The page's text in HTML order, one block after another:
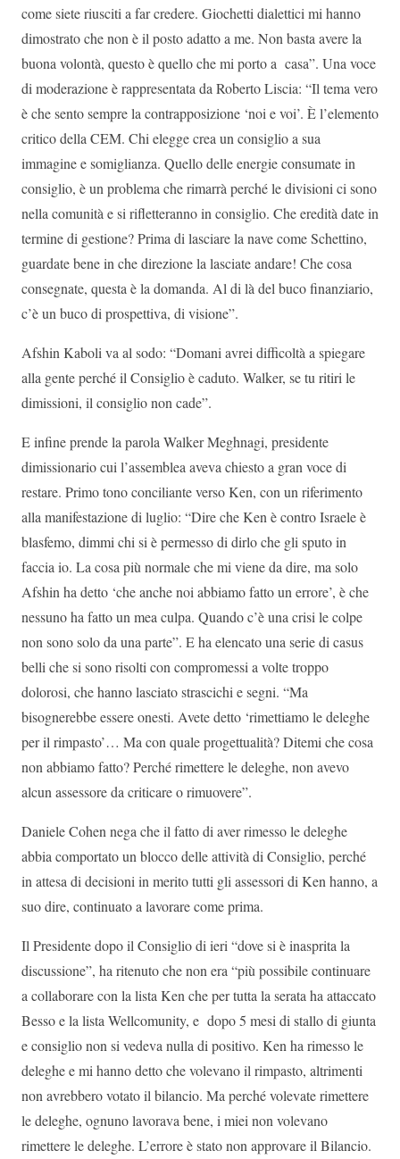
come siete riusciti a far credere. Giochetti dialettici mi hanno
dimostrato che non è il posto adatto a me. Non basta avere la
buona volontà, questo è quello che mi porto a casa”. Una voce
di moderazione è rappresentata da Roberto Liscia: “Il tema vero
è che sento sempre la contrapposizione ‘noi e voi’. È l’elemento
critico della CEM. Chi elegge crea un consiglio a sua
immagine e somiglianza. Quello delle energie consumate in
consiglio, è un problema che rimarrà perché le divisioni ci sono
nella comunità e si rifletteranno in consiglio. Che eredità date in
termine di gestione? Prima di lasciare la nave come Schettino,
guardate bene in che direzione la lasciate andare! Che cosa
consegnate, questa è la domanda. Al di là del buco finanziario,
c’è un buco di prospettiva, di visione”.
Afshin Kaboli va al sodo: “Domani avrei difficoltà a spiegare
alla gente perché il Consiglio è caduto. Walker, se tu ritiri le
dimissioni, il consiglio non cade”.
E infine prende la parola Walker Meghnagi, presidente
dimissionario cui l’assemblea aveva chiesto a gran voce di
restare. Primo tono conciliante verso Ken, con un riferimento
alla manifestazione di luglio: “Dire che Ken è contro Israele è
blasfemo, dimmi chi si è permesso di dirlo che gli sputo in
faccia io. La cosa più normale che mi viene da dire, ma solo
Afshin ha detto ‘che anche noi abbiamo fatto un errore’, è che
nessuno ha fatto un mea culpa. Quando c’è una crisi le colpe
non sono solo da una parte”. E ha elencato una serie di casus
belli che si sono risolti con compromessi a volte troppo
dolorosi, che hanno lasciato strascichi e segni. “Ma
bisognerebbe essere onesti. Avete detto ‘rimettiamo le deleghe
per il rimpasto’… Ma con quale progettualità? Ditemi che cosa
non abbiamo fatto? Perché rimettere le deleghe, non avevo
alcun assessore da criticare o rimuovere”.
Daniele Cohen nega che il fatto di aver rimesso le deleghe
abbia comportato un blocco delle attività di Consiglio, perché
in attesa di decisioni in merito tutti gli assessori di Ken hanno, a
suo dire, continuato a lavorare come prima.
Il Presidente dopo il Consiglio di ieri “dove si è inasprita la
discussione”, ha ritenuto che non era “più possibile continuare
a collaborare con la lista Ken che per tutta la serata ha attaccato
Besso e la lista Wellcomunity, e dopo 5 mesi di stallo di giunta
e consiglio non si vedeva nulla di positivo. Ken ha rimesso le
deleghe e mi hanno detto che volevano il rimpasto, altrimenti
non avrebbero votato il bilancio. Ma perché volevate rimettere
le deleghe, ognuno lavorava bene, i miei non volevano
rimettere le deleghe. L’errore è stato non approvare il Bilancio.